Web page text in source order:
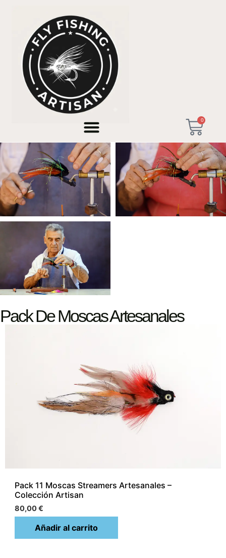
0
Pack De Moscas Artesanales
Pack 11 Moscas Streamers Artesanales –
Colección Artisan
80,00€
Añadir al carrito